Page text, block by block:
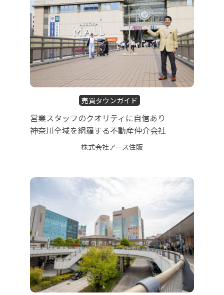
売買タウンガイド
営業スタッフのクオリティに自信あり
神奈川全域を網羅する不動産仲介会社
株式会社アース住販